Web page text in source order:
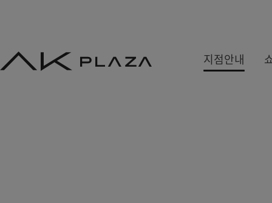
AK
PLAZA
지점안내